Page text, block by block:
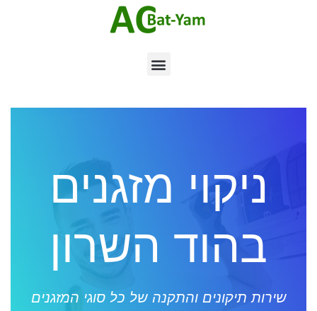
ניקוי מזגנים
בהוד השרון
שירות תיקונים והתקנה של כל סוגי המזגנים